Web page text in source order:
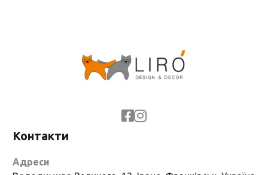
Контакти
Адреси